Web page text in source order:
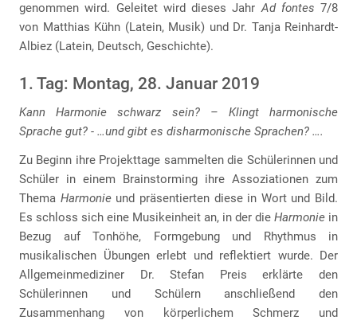
genommen wird. Geleitet wird dieses JahrAd fontes 7/8
von Matthias Kühn (Latein, Musik) und Dr. Tanja Reinhardt-
Albiez (Latein, Deutsch, Geschichte).
1. Tag: Montag, 28. Januar 2019
Kann Harmonie schwarz sein? – Klingt harmonische
Sprache gut? - …und gibt es disharmonische Sprachen? ….
Zu Beginn ihre Projekttage sammelten die Schülerinnen und
Schüler in einem Brainstorming ihre Assoziationen zum
Thema Harmonieund präsentierten diese in Wort und Bild.
Es schloss sich eine Musikeinheit an, in der die Harmonie in
Bezug auf Tonhöhe, Formgebung und Rhythmus in
musikalischen Übungen erlebt und reflektiert wurde. Der
Allgemeinmediziner Dr. Stefan Preis erklärte den
Schülerinnen und Schülern anschließend den
Zusammenhang von körperlichem Schmerz und